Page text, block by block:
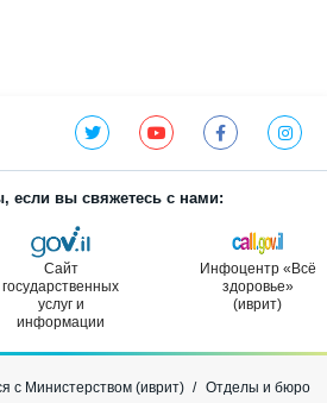
если вы свяжетесь с нами:
Сайт
государственных
услуг и
информации
Инфоцентр «Всё
здоровье»
(иврит)
с Министерством (иврит)
Отделы и бюро